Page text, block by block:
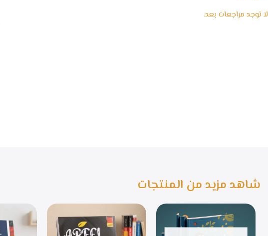
لا توجد مراجعات بعد.
شاهد مزيد من المنتجات